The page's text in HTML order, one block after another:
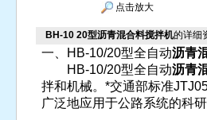
点击放大
BH-10 20型沥青混合料搅拌机的详细
一、HB-10/20型全自动沥青
HB-10/20型全自动沥青
拌和机械。*交通部标准
广泛地应用于公路系统的科